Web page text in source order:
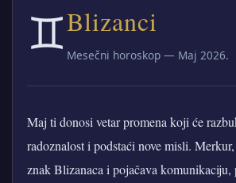
♊Blizanci
Mesečni horoskop — Maj 2026.
Maj ti donosi vetar promena koji će
radoznalost i podstaći nove misli.
znak Blizanaca i pojačava komunikaciju,